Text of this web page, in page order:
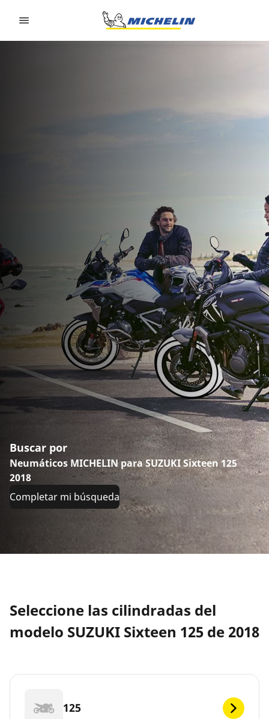
Buscar por
Neumáticos MICHELIN para SUZUKI Sixteen 125
2018
Completar mi búsqueda
Seleccione las cilindradas del
modelo SUZUKI Sixteen 125 de 2018
125